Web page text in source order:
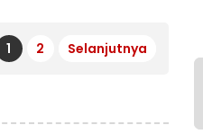
1 2 Selanjutnya